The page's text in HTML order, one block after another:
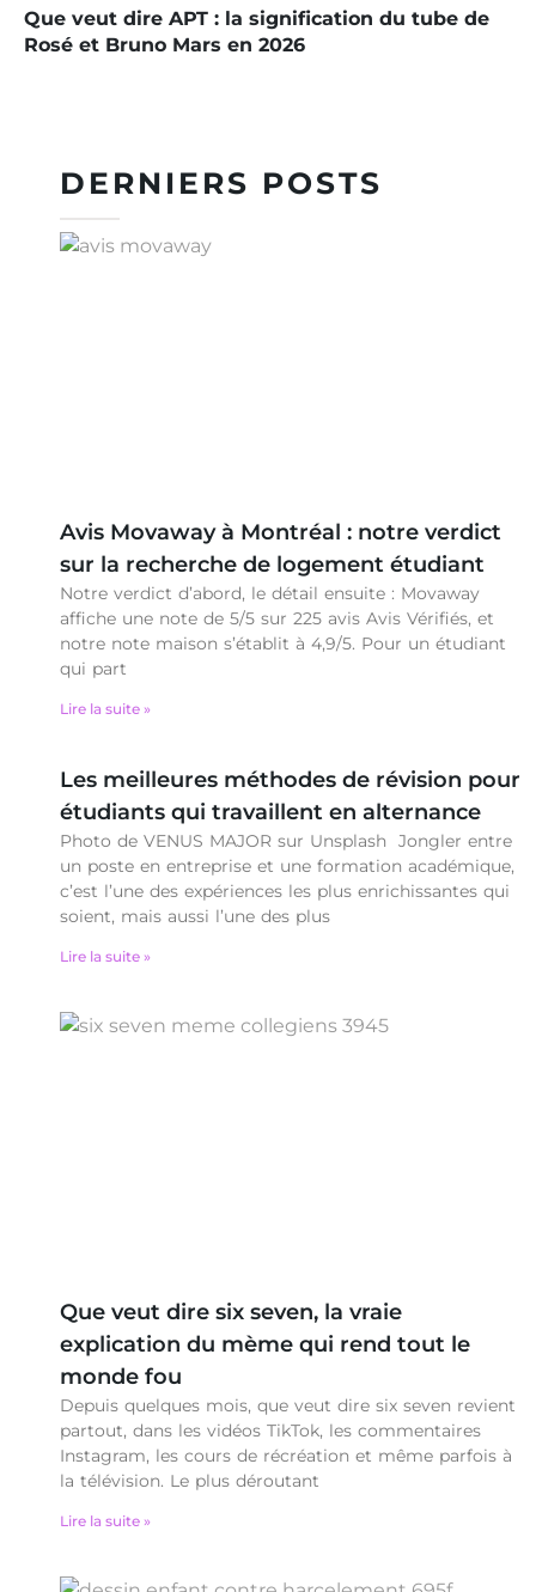
DERNIERS POSTS
Avis Movaway à Montréal : notre verdict
sur la recherche de logement étudiant
Notre verdict d’abord, le détail ensuite : Movaway
affiche une note de 5/5 sur 225 avis Avis Vérifiés, et
notre note maison s’établit à 4,9/5. Pour un étudiant
qui part
Lire la suite »
Les meilleures méthodes de révision pour
étudiants qui travaillent en alternance
Photo de VENUS MAJOR sur Unsplash Jongler entre
un poste en entreprise et une formation académique,
c’est l’une des expériences les plus enrichissantes qui
soient, mais aussi l’une des plus
Lire la suite »
Que veut dire six seven, la vraie
explication du mème qui rend tout le
monde fou
Depuis quelques mois, que veut dire six seven revient
partout, dans les vidéos TikTok, les commentaires
Instagram, les cours de récréation et même parfois à
la télévision. Le plus déroutant
Lire la suite »
Que veut dire APT : la signification du tube de
Rosé et Bruno Mars en 2026